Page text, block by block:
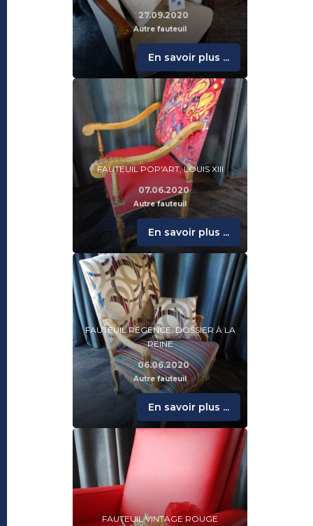
27.09.2020
Autre fauteuil
En savoir plus ...
FAUTEUIL POP'ART, LOUIS XIII
07.06.2020
Autre fauteuil
En savoir plus ...
FAUTEUIL RÉGENCE, DOSSIER À LA
REINE
06.06.2020
Autre fauteuil
En savoir plus ...
FAUTEUIL VINTAGE ROUGE